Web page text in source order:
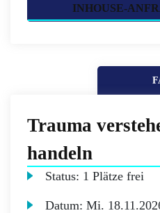
INHOUSE-
Trauma
handeln
Status: 1 Plätze frei
Datum:Mi.